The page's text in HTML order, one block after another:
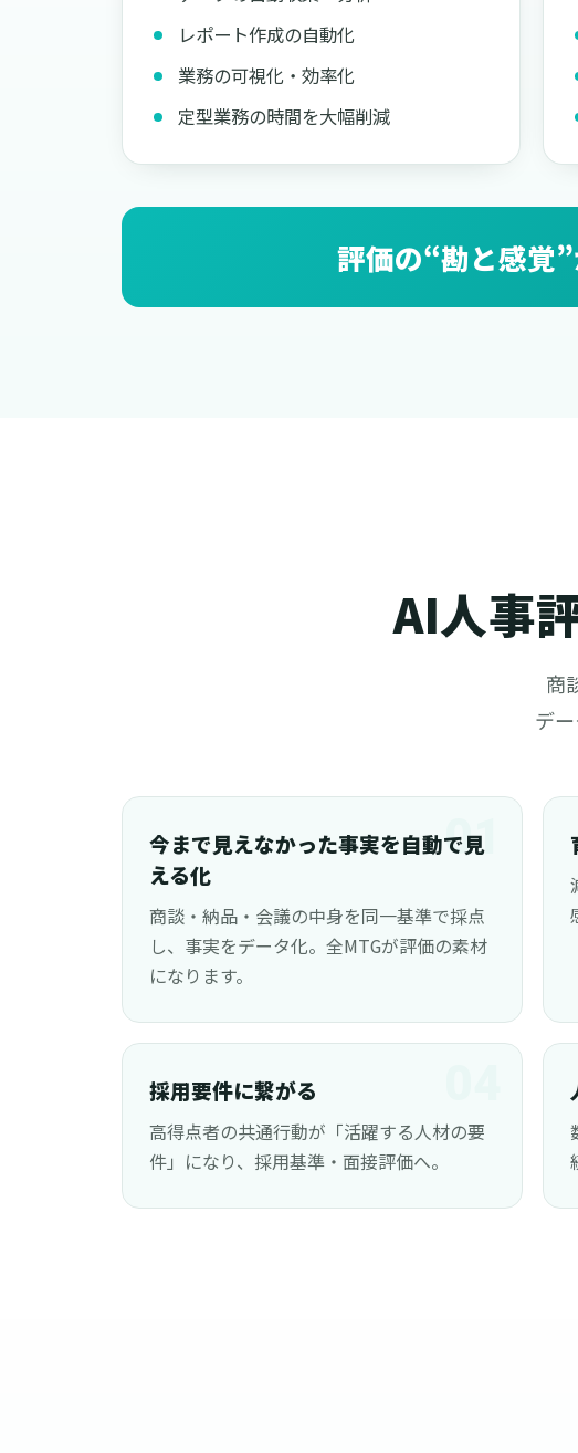
レポート作成の自動化
業務の可視化・効率化
定型業務の時間を大幅削減
評価の“勘と感覚”
AI人事
商
デ
01
今まで見えなかった事実を自動で見
える化
商談・納品・会議の中身を同一基準で採点
し、事実をデータ化。全MTGが評価の素材
になります。
採用要件に繋がる
高得点者の共通行動が「活躍する人材の要
件」になり、採用基準・面接評価へ。